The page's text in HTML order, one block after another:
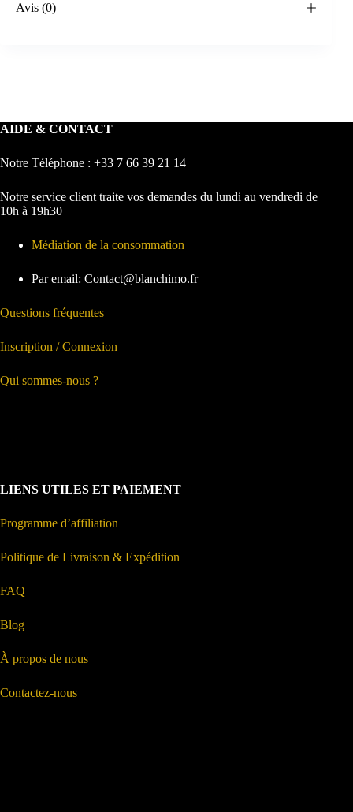
Avis (0)
AIDE & CONTACT
Notre Téléphone : +33 7 66 39 21 14
Notre service client traite vos demandes du lundi au vendredi de
10h à 19h30
Médiation de la consommation
Par email: Contact@blanchimo.fr
Questions fréquentes
Inscription / Connexion
Qui sommes-nous ?
LIENS UTILES ET PAIEMENT
Programme d’affiliation
Politique de Livraison & Expédition
FAQ
Blog
À propos de nous
Contactez-nous